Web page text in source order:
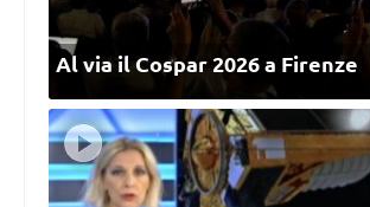
Al via il Cospar 2026 a Firenze